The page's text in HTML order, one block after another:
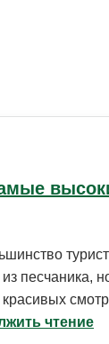
песчаника,
чтение